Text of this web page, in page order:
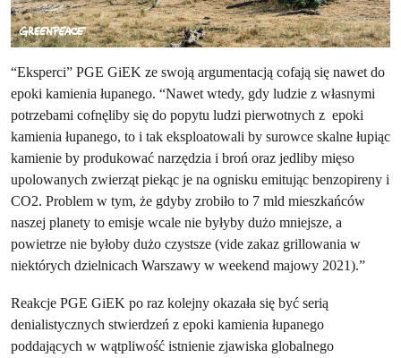
“Eksperci” PGE GiEK ze swoją argumentacją cofają się nawet do
epoki kamienia łupanego. “Nawet wtedy, gdy ludzie z własnymi
potrzebami cofnęliby się do popytu ludzi pierwotnych z epoki
kamienia łupanego, to i tak eksploatowali by surowce skalne łupiąc
kamienie by produkować narzędzia i broń oraz jedliby mięso
upolowanych zwierząt piekąc je na ognisku emitując benzopireny i
CO2. Problem w tym, że gdyby zrobiło to 7 mld mieszkańców
naszej planety to emisje wcale nie byłyby dużo mniejsze, a
powietrze nie byłoby dużo czystsze (vide zakaz grillowania w
niektórych dzielnicach Warszawy w weekend majowy 2021).”
Reakcje PGE GiEK po raz kolejny okazała się być serią
denialistycznych stwierdzeń z epoki kamienia łupanego
poddających w wątpliwość istnienie zjawiska globalnego